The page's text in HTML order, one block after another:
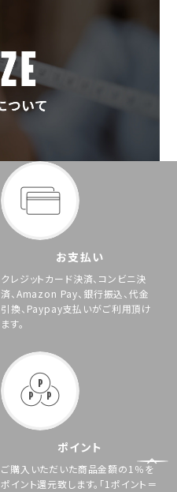
お支払い
クレジットカード決済、コンビニ決
済、Amazon Pay、銀行振込、代金
引換、Paypay支払いがご利用頂け
ます。
ポイント
ご購入いただいた商品金額の1％を
ポイント還元致します。「1ポイント＝